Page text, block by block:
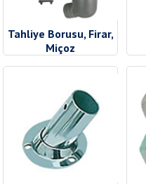
Tahliye Borusu, Firar,
Miçoz